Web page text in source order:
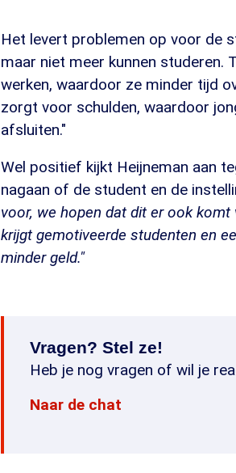
Het levert problemen op voor de
maar niet meer kunnen studeren.
werken, waardoor ze minder tijd
zorgt voor schulden, waardoor
afsluiten."
Wel positief kijkt Heijneman aan
nagaan of de student en de
voor, we hopen dat dit er ook
krijgt gemotiveerde studenten en
minder geld."
Vragen? Stel ze!
Heb je nog vragen of wil je
Naar de chat